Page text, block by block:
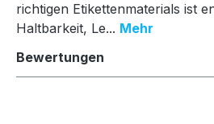
richtigen Etikettenmaterials ist
Haltbarkeit, Le... Mehr
Bewertungen